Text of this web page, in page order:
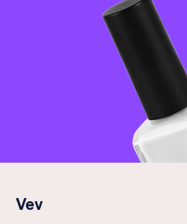
Vev